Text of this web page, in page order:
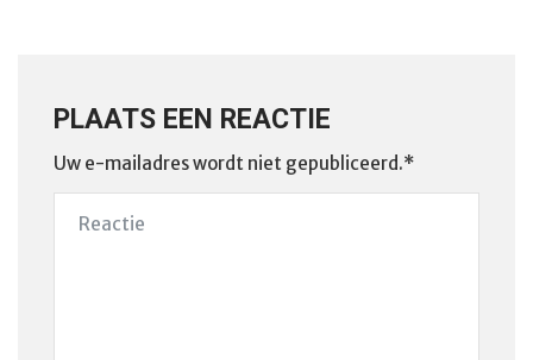
PLAATS EEN REACTIE
Uw e-mailadres wordt niet gepubliceerd.*